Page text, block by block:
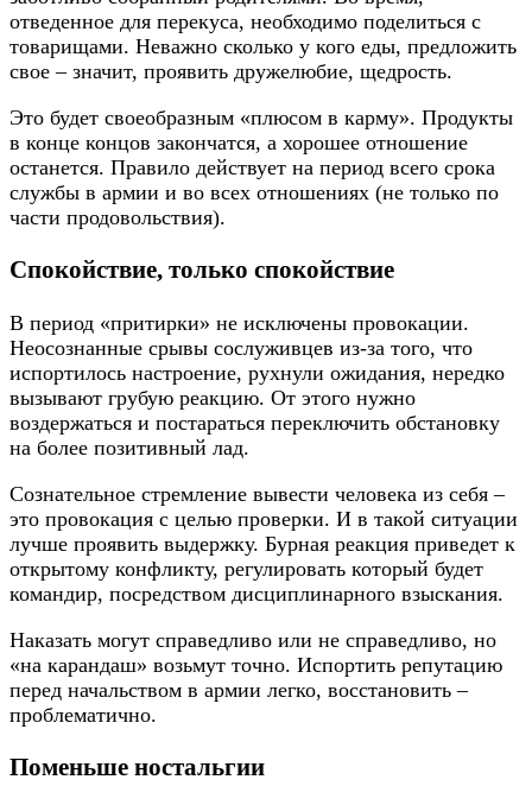
отведенное для перекуса, необходимо поделиться с
товарищами. Неважно сколько у кого еды, предложить
свое – значит, проявить дружелюбие, щедрость.
Это будет своеобразным «плюсом в карму». Продукты
в конце концов закончатся, а хорошее отношение
останется. Правило действует на период всего срока
службы в армии и во всех отношениях (не только по
части продовольствия).
Спокойствие, только спокойствие
В период «притирки» не исключены провокации.
Неосознанные срывы сослуживцев из-за того, что
испортилось настроение, рухнули ожидания, нередко
вызывают грубую реакцию. От этого нужно
воздержаться и постараться переключить обстановку
на более позитивный лад.
Сознательное стремление вывести человека из себя –
это провокация с целью проверки. И в такой ситуации
лучше проявить выдержку. Бурная реакция приведет к
открытому конфликту, регулировать который будет
командир, посредством дисциплинарного взыскания.
Наказать могут справедливо или не справедливо, но
«на карандаш» возьмут точно. Испортить репутацию
перед начальством в армии легко, восстановить –
проблематично.
Поменьше ностальгии